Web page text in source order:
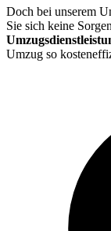
Doch bei unserem
Sie sich keine
Umzug so